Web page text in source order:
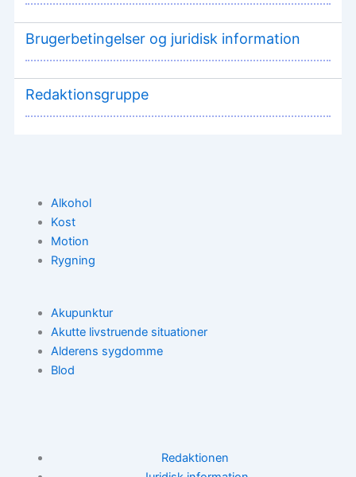
Brugerbetingelser og juridisk information
Redaktionsgruppe
Alkohol
Kost
Motion
Rygning
Akupunktur
Akutte livstruende situationer
Alderens sygdomme
Blod
Redaktionen